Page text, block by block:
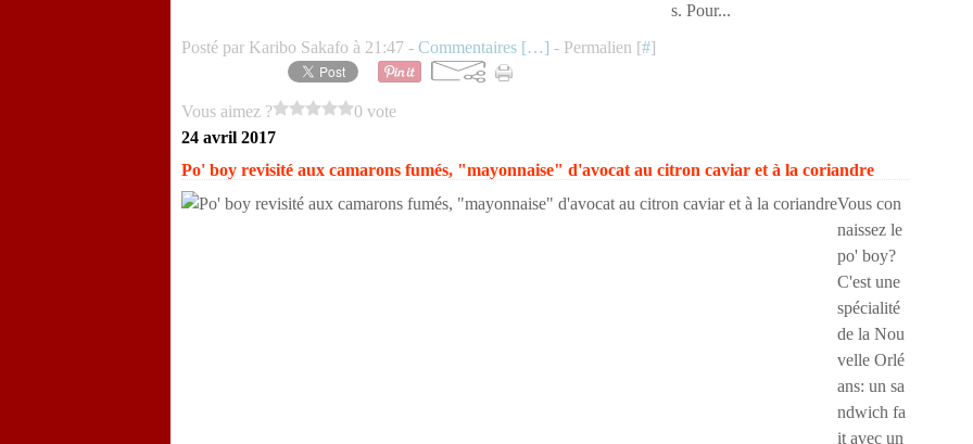
s. Pour...
Posté par Karibo Sakafo à 21:47 - Commentaires […] - Permalien [#]
Vous aimez ?
0 vote
24 avril 2017
Po' boy revisité aux camarons fumés, "mayonnaise" d'avocat au citron caviar et à la coriandre
Vous con
naissez le
po' boy?
C'est une
spécialité
de la Nou
velle Orlé
ans: un sa
ndwich fa
it avec un